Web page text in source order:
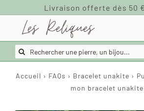
contenu
Rechercher:
Accueil › FAQs › Bracelet unakite ›
mon bracelet unakite